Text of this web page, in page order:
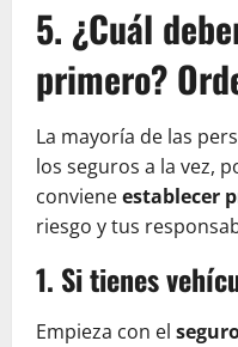
5. ¿Cuál
primero?
La mayoría de las
los seguros a la vez,
convieneestablecer
riesgo y tus
1. Si tienes
Empieza con el